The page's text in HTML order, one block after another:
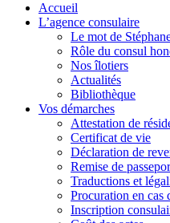
Accueil
L’agence consulaire
Le mot de
Rôle du consul
Nos îlotiers
Actualités
Bibliothèque
Vos démarches
Attestation de
Certificat de vie
Déclaration de
Remise de
Traductions et
Procuration en cas
Inscription